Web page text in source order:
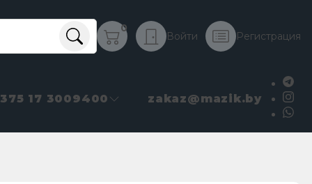
0
Войти Регистрация
17 3009400 zakaz@mazik.by